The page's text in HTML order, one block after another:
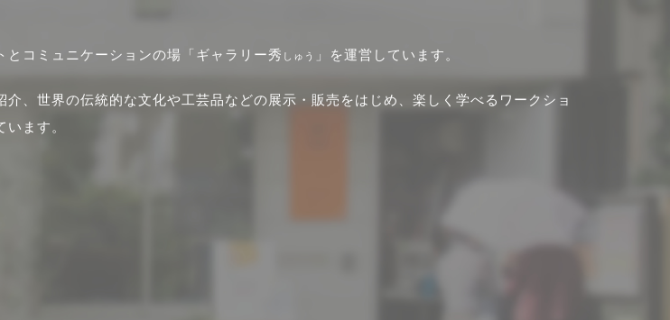
とコミュニケーションの場「ギャラリー秀 しゅう 」を運営しています。
、世界の伝統的な文化や工芸品などの展示・販売をはじめ、楽しく学べるワークショ
ます。